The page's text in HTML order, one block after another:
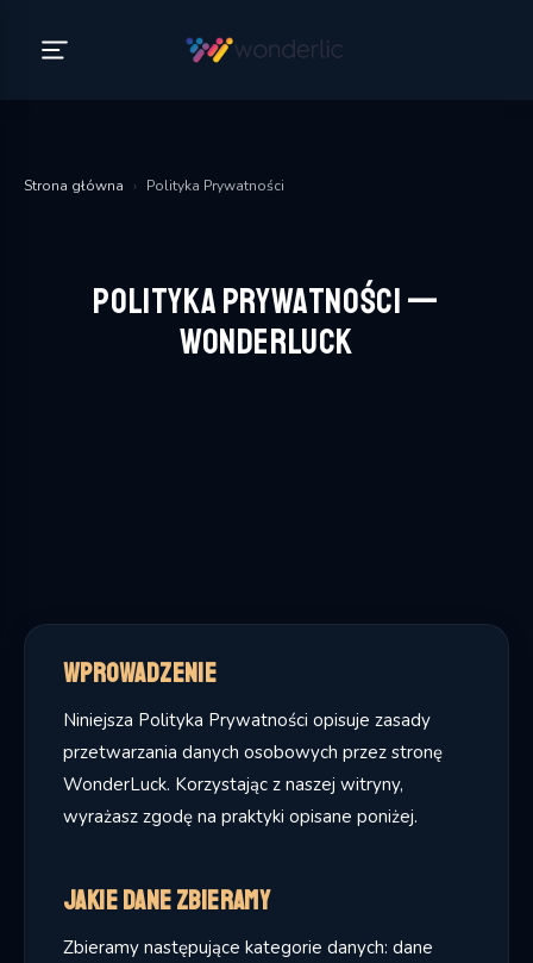
Strona główna › Polityka Prywatności
Polityka Prywatności —
WonderLuck
Wprowadzenie
Niniejsza Polityka Prywatności opisuje zasady
przetwarzania danych osobowych przez stronę
WonderLuck. Korzystając z naszej witryny,
wyrażasz zgodę na praktyki opisane poniżej.
Jakie dane zbieramy
Zbieramy następujące kategorie danych: dane